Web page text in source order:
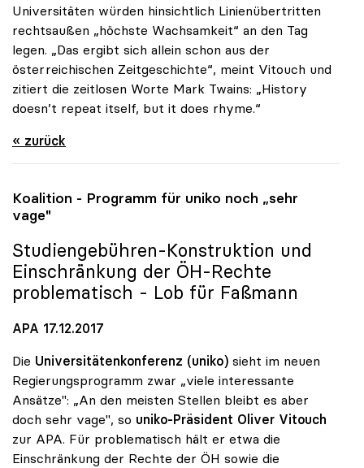
Universitäten würden hinsichtlich Linienübertritten
rechtsaußen „höchste Wachsamkeit“ an den Tag
legen. „Das ergibt sich allein schon aus der
österreichischen Zeitgeschichte“, meint Vitouch und
zitiert die zeitlosen Worte Mark Twains: „History
doesn’t repeat itself, but it does rhyme.“
« zurück
Koalition - Programm für uniko noch „sehr
vage"
Studiengebühren-Konstruktion und
Einschränkung der ÖH-Rechte
problematisch - Lob für Faßmann
APA 17.12.2017
Die Universitätenkonferenz (uniko) sieht im neuen
Regierungsprogramm zwar „viele interessante
Ansätze": „An den meisten Stellen bleibt es aber
doch sehr vage", so uniko-Präsident Oliver Vitouch
zur APA. Für problematisch hält er etwa die
Einschränkung der Rechte der ÖH sowie die